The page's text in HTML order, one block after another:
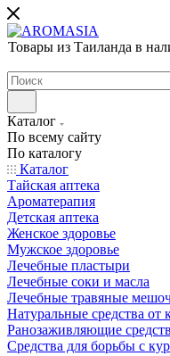
Товары из Таиланда в
Каталог
По всему сайту
По каталогу
Каталог
Тайская аптека
Ароматерапия
Детская аптека
Женское здоровье
Мужское здоровье
Лечебные пластыри
Лечебные соки и масла
Лечебные травяные
Натуральные средства от
Ранозаживляющие
Средства для борьбы с